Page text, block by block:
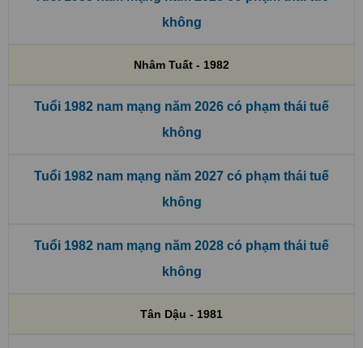
không
Nhâm Tuất - 1982
Tuổi 1982 nam mạng năm 2026 có phạm thái tuế
không
Tuổi 1982 nam mạng năm 2027 có phạm thái tuế
không
Tuổi 1982 nam mạng năm 2028 có phạm thái tuế
không
Tân Dậu - 1981